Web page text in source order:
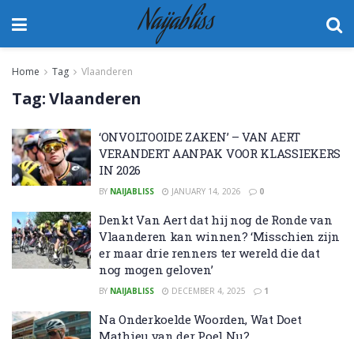
Naijabliss
Home Tag Vlaanderen
Tag:Vlaanderen
‘ONVOLTOOIDE ZAKEN’ – VAN AERT
VERANDERT AANPAK VOOR KLASSIEKERS
IN 2026
BY NAIJABLISS JANUARY 14, 2026 0
Denkt Van Aert dat hij nog de Ronde van
Vlaanderen kan winnen? ‘Misschien zijn
er maar drie renners ter wereld die dat
nog mogen geloven’
BY NAIJABLISS DECEMBER 4, 2025 1
Na Onderkoelde Woorden, Wat Doet
Mathieu van der Poel Nu?